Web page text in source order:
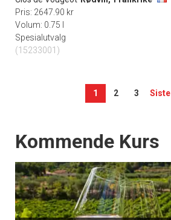
Pris: 2647.90 kr
Volum: 0.75 l
Spesialutvalg
(15233001)
1 2 3 Siste
Events
Kommende Kurs